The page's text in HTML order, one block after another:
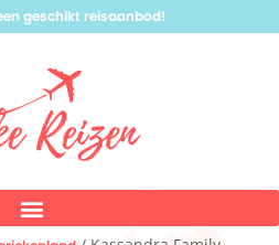
geschikt reisaanbod!